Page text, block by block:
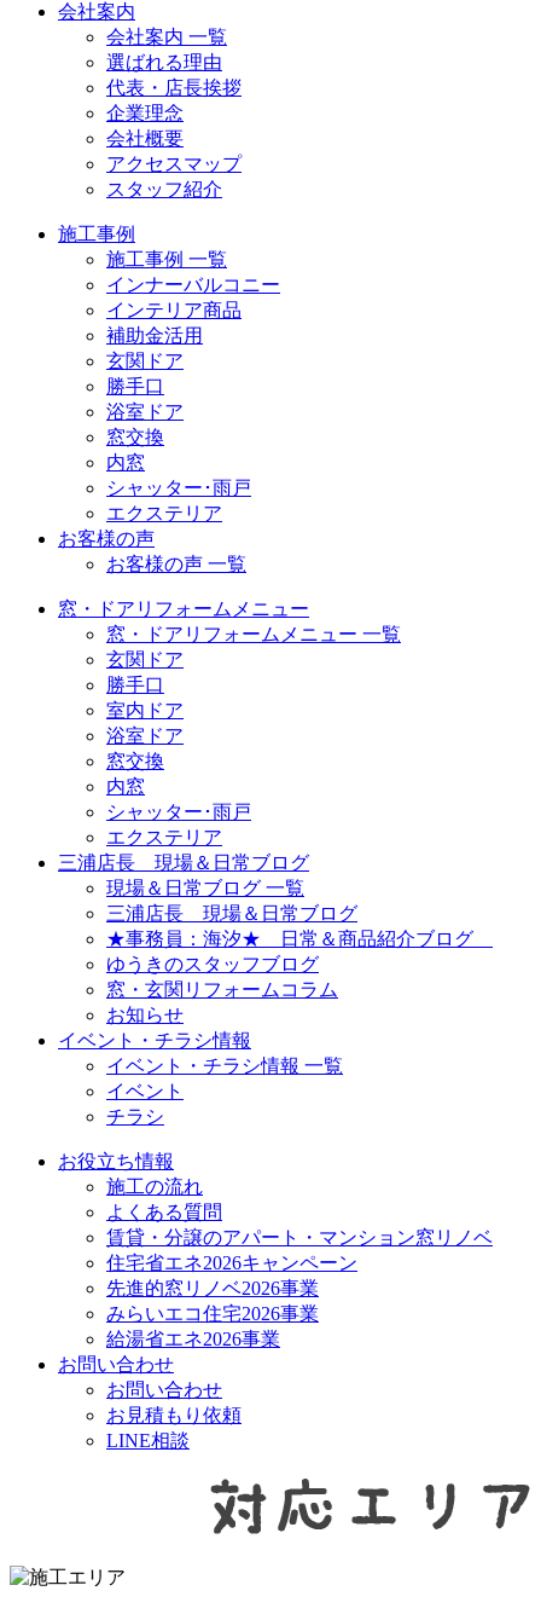
会社案内
会社案内 一覧
選ばれる理由
代表・店長挨拶
企業理念
会社概要
アクセスマップ
スタッフ紹介
施工事例
施工事例 一覧
インナーバルコニー
インテリア商品
補助金活用
玄関ドア
勝手口
浴室ドア
窓交換
内窓
シャッター･雨戸
エクステリア
お客様の声
お客様の声 一覧
窓・ドアリフォームメニュー
窓・ドアリフォームメニュー 一覧
玄関ドア
勝手口
室内ドア
浴室ドア
窓交換
内窓
シャッター･雨戸
エクステリア
三浦店長 現場＆日常ブログ
現場＆日常ブログ 一覧
三浦店長 現場＆日常ブログ
★事務員：海汐★ 日常＆商品紹介ブログ
ゆうきのスタッフブログ
窓・玄関リフォームコラム
お知らせ
イベント・チラシ情報
イベント・チラシ情報 一覧
イベント
チラシ
お役立ち情報
施工の流れ
よくある質問
賃貸・分譲のアパート・マンション窓リノベ
住宅省エネ2026キャンペーン
先進的窓リノベ2026事業
みらいエコ住宅2026事業
給湯省エネ2026事業
お問い合わせ
お問い合わせ
お見積もり依頼
LINE相談